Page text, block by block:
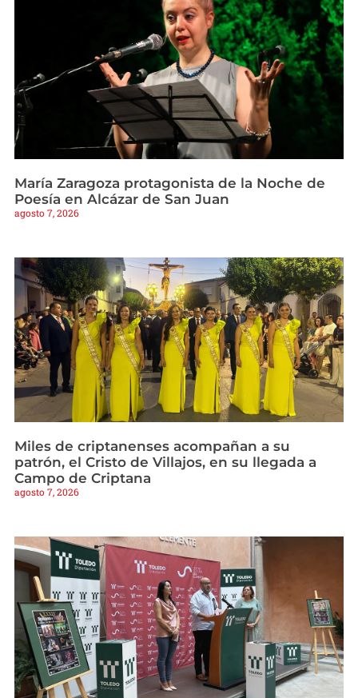
María Zaragoza protagonista de la Noche de
Poesía en Alcázar de San Juan
agosto 7, 2026
Miles de criptanenses acompañan a su
patrón, el Cristo de Villajos, en su llegada a
Campo de Criptana
agosto 7, 2026